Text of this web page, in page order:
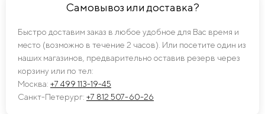
Самовывоз или доставка?
Быстро доставим заказ в любое удобное для Вас время и
место (возможно в течение 2 часов). Или посетите один из
наших магазинов, предварительно оставив резерв через
корзину или по тел:
Москва: +7 499 113-19-45
Санкт-Петерург: +7 812 507-60-26